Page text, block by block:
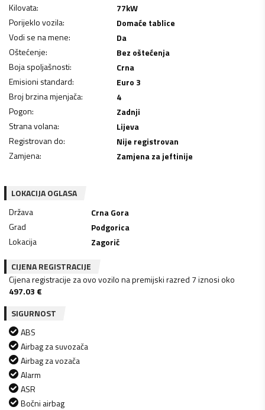
Kilovata: 77kW
Porijeklo vozila:
Domaće tablice
Vodi se na mene:
Da
Oštećenje:
Bez oštećenja
Boja spoljašnosti:
Crna
Emisioni standard:
Euro 3
Broj brzina mjenjača:
4
Pogon:
Zadnji
Strana volana:
Lijeva
Registrovan do:
Nije registrovan
Zamjena: Zamjena za jeftinije
LOKACIJA OGLASA
Država
Crna Gora
Grad
Podgorica
Lokacija
Zagorič
CIJENA REGISTRACIJE
Cijena registracije za ovo vozilo na premijski razred 7 iznosi oko
497.03 €
SIGURNOST
ABS
Airbag za suvozača
Airbag za vozača
Alarm
ASR
Bočni airbag